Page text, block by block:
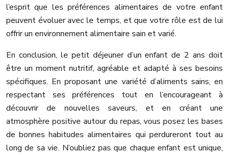
l’esprit que les préférences alimentaires de votre enfant
peuvent évoluer avec le temps, et que votre rôle est de lui
offrir un environnement alimentaire sain et varié.
En conclusion, le petit déjeuner d’un enfant de 2 ans doit
être un moment nutritif, agréable et adapté à ses besoins
spécifiques. En proposant une variété d’aliments sains, en
respectant ses préférences tout en l’encourageant à
découvrir de nouvelles saveurs, et en créant une
atmosphère positive autour du repas, vous posez les bases
de bonnes habitudes alimentaires qui perdureront tout au
long de sa vie. N’oubliez pas que chaque enfant est unique,